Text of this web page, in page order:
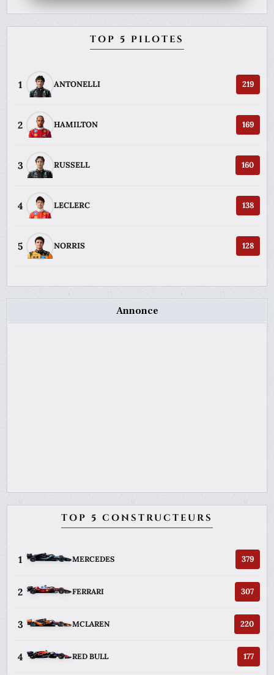
TOP 5 PILOTES
1 ANTONELLI 219
2 HAMILTON 169
3 RUSSELL 160
4 LECLERC 138
5 NORRIS 128
Annonce
TOP 5 CONSTRUCTEURS
1 MERCEDES 379
2 FERRARI 307
3 MCLAREN 220
4 RED BULL 177